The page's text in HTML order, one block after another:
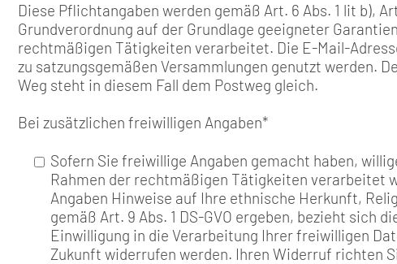
Diese Pflichtangaben werden gemäß Art. 6 Abs. 1 lit b),
Grundverordnung auf der Grundlage geeigneter
rechtmäßigen Tätigkeiten verarbeitet. Die E-Mail-
zu satzungsgemäßen Versammlungen genutzt werden.
Weg steht in diesem Fall dem Postweg gleich.
Bei zusätzlichen freiwilligen Angaben*
Sofern Sie freiwillige Angaben gemacht haben,
Rahmen der rechtmäßigen Tätigkeiten verarbeitet
Angaben Hinweise auf Ihre ethnische Herkunft,
gemäß Art. 9 Abs. 1 DS-GVO ergeben, bezieht sich
Einwilligung in die Verarbeitung Ihrer freiwilligen
Zukunft widerrufen werden. Ihren Widerruf richten